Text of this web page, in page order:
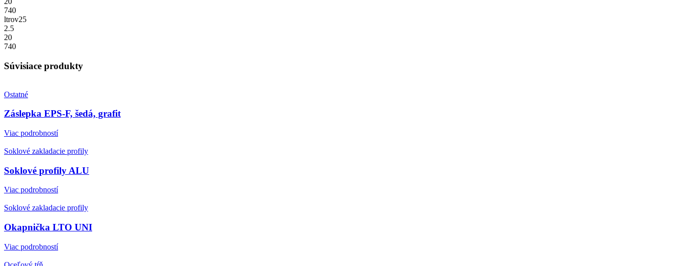
740
ltrov25
2.5
20
740
Súvisiace produkty
Ostatné
Záslepka EPS-F, šedá, grafit
Viac podrobností
Soklové zakladacie profily
Soklové profily ALU
Viac podrobností
Soklové zakladacie profily
Okapnička LTO UNI
Viac podrobností